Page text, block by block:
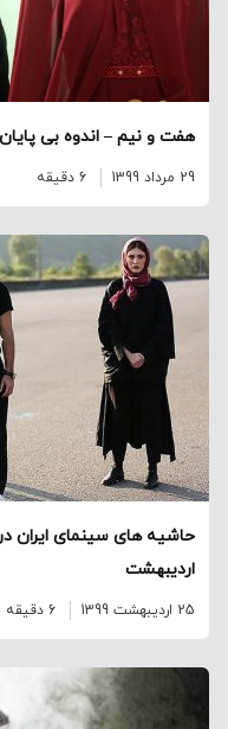
هفت و نیم – اندوه بی
29 مرداد 1399 6 دقیقه
حاشیه های سینمای ایران
اردیبهشت
25 اردیبهشت 1399 6 دقیقه